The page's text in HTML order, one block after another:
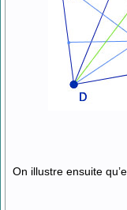
On illustre ensuite